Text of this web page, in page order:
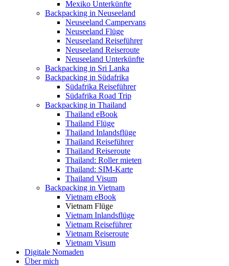
Mexiko Unterkünfte
Backpacking in Neuseeland
Neuseeland Campervans
Neuseeland Flüge
Neuseeland Reiseführer
Neuseeland Reiseroute
Neuseeland Unterkünfte
Backpacking in Sri Lanka
Backpacking in Südafrika
Südafrika Reiseführer
Südafrika Road Trip
Backpacking in Thailand
Thailand eBook
Thailand Flüge
Thailand Inlandsflüge
Thailand Reiseführer
Thailand Reiseroute
Thailand: Roller mieten
Thailand: SIM-Karte
Thailand Visum
Backpacking in Vietnam
Vietnam eBook
Vietnam Flüge
Vietnam Inlandsflüge
Vietnam Reiseführer
Vietnam Reiseroute
Vietnam Visum
Digitale Nomaden
Über mich